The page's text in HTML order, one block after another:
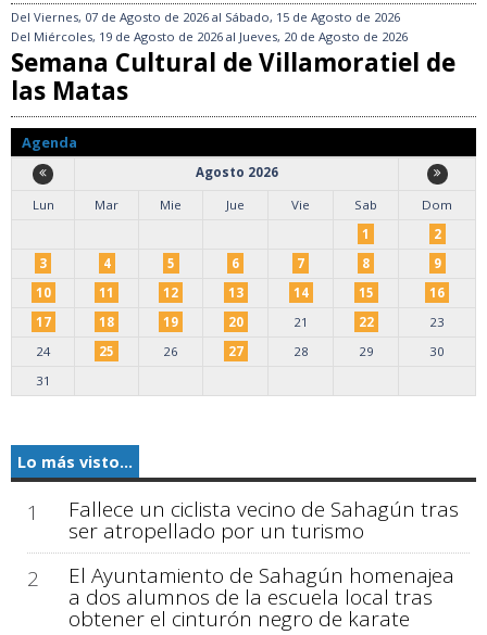
Del Viernes, 07 de Agosto de 2026 al Sábado, 15 de Agosto de 2026
Del Miércoles, 19 de Agosto de 2026 al Jueves, 20 de Agosto de 2026
Semana Cultural de Villamoratiel de
las Matas
Agenda
Agosto 2026
Lun
Mar Mie Jue Vie Sab
Dom
1
2
3
4 5 6 7 8
9
10
11 12 13 14 15
16
17
18 19 20 21 22
23
24
25 26 27 28 29
30
31
Lo más visto...
1 Fallece un ciclista vecino de Sahagún tras
ser atropellado por un turismo
2
El Ayuntamiento de Sahagún homenajea
a dos alumnos de la escuela local tras
obtener el cinturón negro de karate